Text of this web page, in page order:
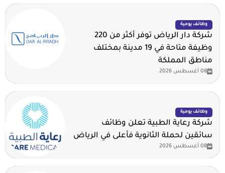
وظائف يومية
شركة دار الرياض توفر أكثر من 220
وظيفة متاحة في 19 مدينة بمختلف
مناطق المملكة
08 أغسطس 2026
وظائف يومية
شركة رعاية الطبية تعلن وظائف
سائقين لحملة الثانوية فأعلى في الرياض
08 أغسطس 2026